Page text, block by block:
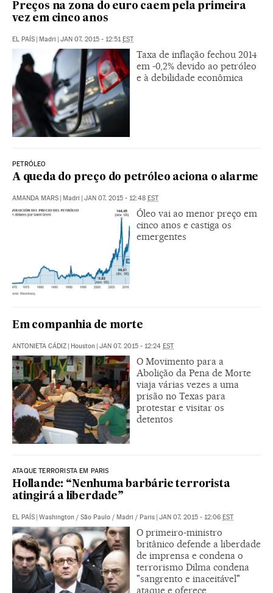
Preços na zona do euro caem pela primeira
vez em cinco anos
EL PAÍS | Madri | JAN 07, 2015 - 12:51EST
Taxa de inflação fechou 2014
em -0,2% devido ao petróleo
e à debilidade econômica
PETRÓLEO
A queda do preço do petróleo aciona o alarme
AMANDA MARS | Madri | JAN 07, 2015 - 12:48 EST
Óleo vai ao menor preço em
cinco anos e castiga os
emergentes
Em companhia de morte
ANTONIETA CÁDIZ | Houston | JAN 07, 2015 - 12:24 EST
O Movimento para a
Abolição da Pena de Morte
viaja várias vezes a uma
prisão no Texas para
protestar e visitar os
detentos
ATAQUE TERRORISTA EM PARIS
Hollande: “Nenhuma barbárie terrorista
atingirá a liberdade”
EL PAÍS | Washington / São Paulo / Madri / Paris | JAN 07, 2015 - 12:06 EST
O primeiro-ministro
britânico defende a liberdade
de imprensa e condena o
terrorismo Dilma condena
"sangrento e inaceitável"
ataque e oferece